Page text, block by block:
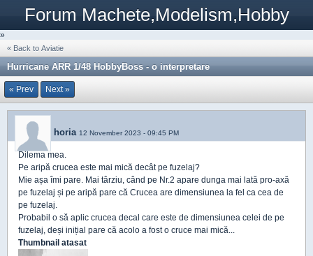
Forum Machete,Modelism,Hobby
»
« Back to Aviatie
Hurricane ARR 1/48 HobbyBoss - o interpretare
« Prev Next »
horia 12 November 2023 - 09:45 PM
Dilema mea.
Pe aripă crucea este mai mică decât pe fuzelaj?
Mie așa îmi pare. Mai târziu, când pe Nr.2 apare dunga mai lată pro-axă
pe fuzelaj și pe aripă pare că Crucea are dimensiunea la fel ca cea de
pe fuzelaj.
Probabil o să aplic crucea decal care este de dimensiunea celei de pe
fuzelaj, deși inițial pare că acolo a fost o cruce mai mică...
Thumbnail atasat